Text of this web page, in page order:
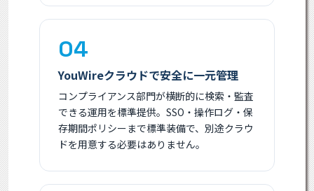
04
YouWireクラウドで安全に一元管理
コンプライアンス部門が横断的に検索・監査
できる運用を標準提供。SSO・操作ログ・保
存期間ポリシーまで標準装備で、別途クラウ
ドを用意する必要はありません。